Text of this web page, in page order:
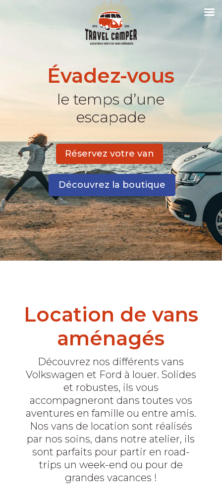
Évadez-vous
le temps d’une
escapade
Réservez votre van
Découvrez la boutique
Location de vans
aménagés
Découvrez nos différents vans
Volkswagen et Ford à louer. Solides
et robustes, ils vous
accompagneront dans toutes vos
aventures en famille ou entre amis.
Nos vans de location sont réalisés
par nos soins, dans notre atelier, ils
sont parfaits pour partir en road-
trips un week-end ou pour de
grandes vacances !